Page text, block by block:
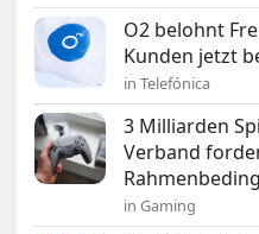
O2 belohnt
Kunden jetzt
in Telefónica
3 Milliarden
Verband
in Gaming